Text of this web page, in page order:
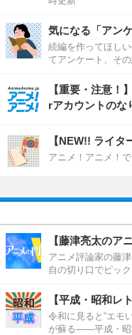
気になる「アン
続編を作ってほし
てアンケート、そ
【重要・注意！
rアカウントのな
【NEW!! ライタ
アニメ！アニメ！
【藤津亮太のア
アニメ評論家の藤
自の切り口でピック
【平成・昭和レ
令和に見ると“エモ
が蘇る――平成・昭